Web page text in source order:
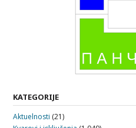
KATEGORIJE
Aktuelnosti (21)